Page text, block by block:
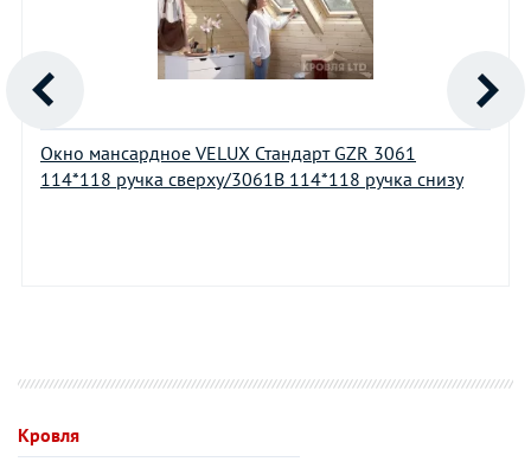
Окно мансардное VELUX Стандарт GZR 3061
114*118 ручка сверху/3061В 114*118 ручка снизу
Кровля